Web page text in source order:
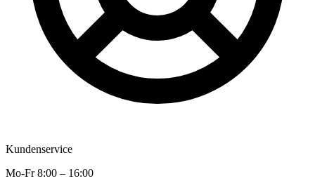
Kundenservice
Mo-Fr 8:00 – 16:00